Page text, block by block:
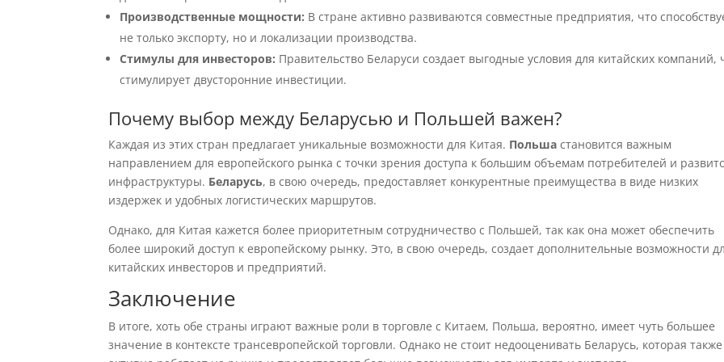
Производственные мощности: В стране активно развиваются совместные предприятия, что
не только экспорту, но и локализации производства.
Стимулы для инвесторов: Правительство Беларуси создает выгодные условия для китайских компаний,
стимулирует двусторонние инвестиции.
Почему выбор между Беларусью и Польшей важен?
Каждая из этих стран предлагает уникальные возможности для Китая. Польша становится важным
направлением для европейского рынка с точки зрения доступа к большим объемам потребителей и
инфраструктуры. Беларусь, в свою очередь, предоставляет конкурентные преимущества в виде низких
издержек и удобных логистических маршрутов.
Однако, для Китая кажется более приоритетным сотрудничество с Польшей, так как она может обеспечить
более широкий доступ к европейскому рынку. Это, в свою очередь, создает дополнительные возможности
китайских инвесторов и предприятий.
Заключение
В итоге, хоть обе страны играют важные роли в торговле с Китаем, Польша, вероятно, имеет чуть большее
значение в контексте трансевропейской торговли. Однако не стоит недооценивать Беларусь, которая также